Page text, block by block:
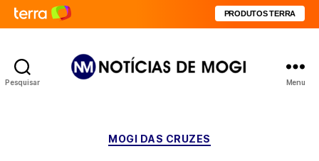
PRODUTOS TERRA
Pesquisar Menu
Categorias
MOGI DAS CRUZES